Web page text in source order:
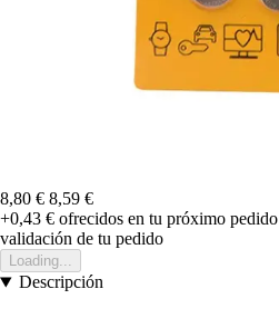
8,80 € 8,59 €
+0,43 € ofrecidos en tu próximo pedido
validación de tu pedido
Loading...
Descripción